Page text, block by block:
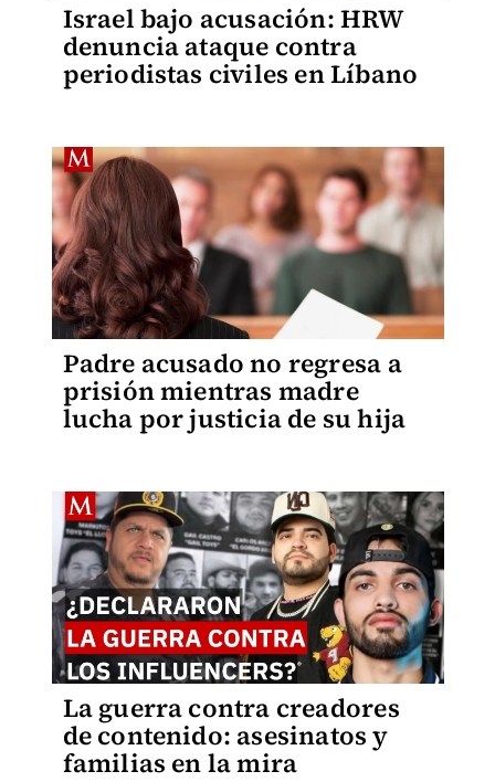
Israel bajo acusación: HRW
denuncia ataque contra
periodistas civiles en Líbano
Padre acusado no regresa a
prisión mientras madre
lucha por justicia de su hija
La guerra contra creadores
de contenido: asesinatos y
familias en la mira